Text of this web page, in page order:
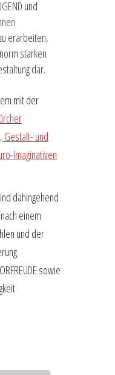
und
erarbeiten,
starken
dar.
mit der
Gestalt- und
Imaginativen
dahingehend
einem
und der
sowie